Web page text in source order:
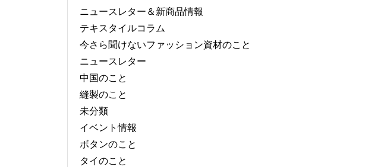
ニュースレター＆新商品情報
テキスタイルコラム
今さら聞けないファッション資材のこと
ニュースレター
中国のこと
縫製のこと
未分類
イベント情報
ボタンのこと
タイのこと